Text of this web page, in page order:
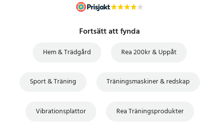
Fortsätt att fynda
Hem & Trädgård Rea 200kr & Uppåt
Sport & Träning Träningsmaskiner & redskap
Vibrationsplattor Rea Träningsprodukter